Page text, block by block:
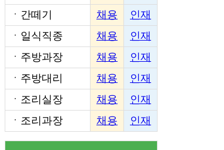
ㆍ 간떼기 채용
인재
ㆍ 일식직종 채용
인재
ㆍ 주방과장 채용
인재
ㆍ 주방대리 채용
인재
ㆍ 조리실장 채용
인재
ㆍ 조리과장 채용 인재